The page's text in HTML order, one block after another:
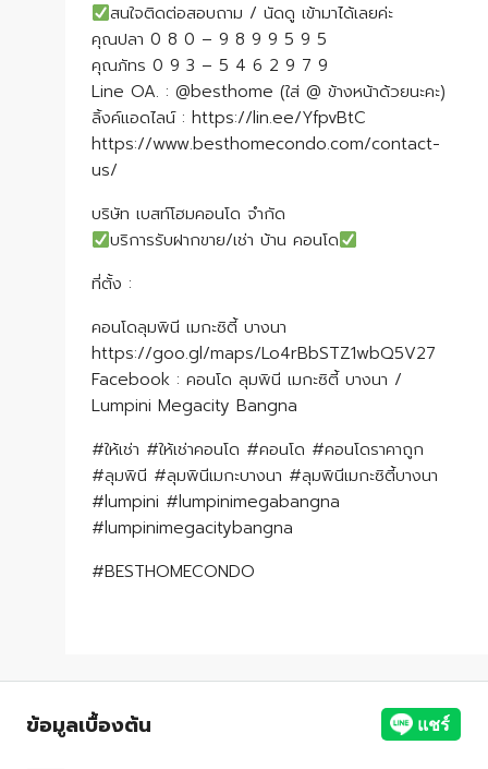
สนใจติดต่อสอบถาม / นัดดู เข้ามาได้เลยค่ะ
คุณปลา 0 8 0 – 9 8 9 9 5 9 5
คุณภัทร 0 9 3 – 5 4 6 2 9 7 9
Line OA. : @besthome (ใส่ @ ข้างหน้าด้วยนะคะ)
ลิ้งค์แอดไลน์ : https://lin.ee/YfpvBtC
https://www.besthomecondo.com/contact-
us/
บริษัท เบสท์โฮมคอนโด จำกัด
บริการรับฝากขาย/เช่า บ้าน คอนโด
ที่ตั้ง :
คอนโดลุมพินี เมกะซิตี้ บางนา
https://goo.gl/maps/Lo4rBbSTZ1wbQ5V27
Facebook : คอนโด ลุมพินี เมกะซิตี้ บางนา /
Lumpini Megacity Bangna
#ให้เช่า #ให้เช่าคอนโด #คอนโด #คอนโดราคาถูก
#ลุมพินี #ลุมพินีเมกะบางนา #ลุมพินีเมกะซิตี้บางนา
#lumpini #lumpinimegabangna
#lumpinimegacitybangna
#BESTHOMECONDO
ข้อมูลเบื้องต้น